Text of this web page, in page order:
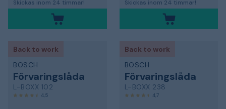
Skickas inom 24 timmar! Skickas inom 24 timmar!
Back to work
BOSCH
Förvaringslåda
L-BOXX 102
4,5
Back to work
BOSCH
Förvaringslåda
L-BOXX 238
4,7